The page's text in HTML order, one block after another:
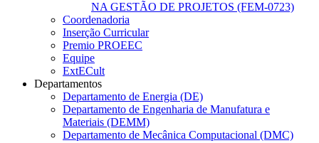
NA GESTÃO DE PROJETOS (FEM-0723)
Coordenadoria
Inserção Curricular
Premio PROEEC
Equipe
ExtECult
Departamentos
Departamento de Energia (DE)
Departamento de Engenharia de Manufatura e
Materiais (DEMM)
Departamento de Mecânica Computacional (DMC)